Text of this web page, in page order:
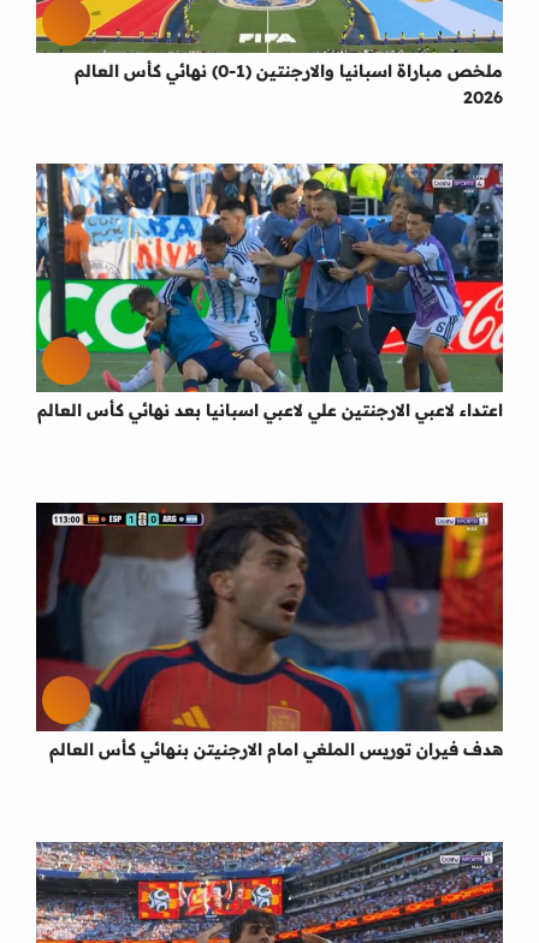
ملخص مباراة اسبانيا والارجنتين (1-0) نهائي كأس العالم
2026
اعتداء لاعبي الارجنتين علي لاعبي اسبانيا بعد نهائي كأس العالم
هدف فيران توريس الملغي امام الارجنيتن بنهائي كأس العالم